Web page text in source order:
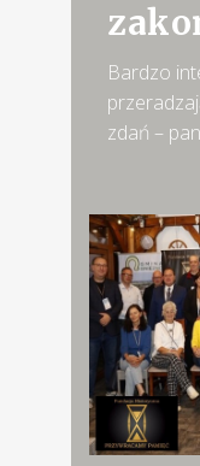
Bardzo
zdań –